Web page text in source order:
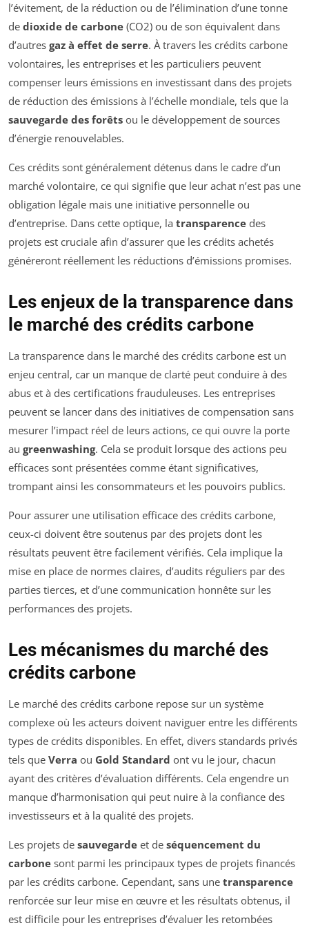
l’évitement, de la réduction ou de l’élimination d’une tonne
de dioxide de carbone (CO2) ou de son équivalent dans
d’autres gaz à effet de serre. À travers les crédits carbone
volontaires, les entreprises et les particuliers peuvent
compenser leurs émissions en investissant dans des projets
de réduction des émissions à l’échelle mondiale, tels que la
sauvegarde des forêts ou le développement de sources
d’énergie renouvelables.
Ces crédits sont généralement détenus dans le cadre d’un
marché volontaire, ce qui signifie que leur achat n’est pas une
obligation légale mais une initiative personnelle ou
d’entreprise. Dans cette optique, la transparence des
projets est cruciale afin d’assurer que les crédits achetés
généreront réellement les réductions d’émissions promises.
Les enjeux de la transparence dans
le marché des crédits carbone
La transparence dans le marché des crédits carbone est un
enjeu central, car un manque de clarté peut conduire à des
abus et à des certifications frauduleuses. Les entreprises
peuvent se lancer dans des initiatives de compensation sans
mesurer l’impact réel de leurs actions, ce qui ouvre la porte
au greenwashing. Cela se produit lorsque des actions peu
efficaces sont présentées comme étant significatives,
trompant ainsi les consommateurs et les pouvoirs publics.
Pour assurer une utilisation efficace des crédits carbone,
ceux-ci doivent être soutenus par des projets dont les
résultats peuvent être facilement vérifiés. Cela implique la
mise en place de normes claires, d’audits réguliers par des
parties tierces, et d’une communication honnête sur les
performances des projets.
Les mécanismes du marché des
crédits carbone
Le marché des crédits carbone repose sur un système
complexe où les acteurs doivent naviguer entre les différents
types de crédits disponibles. En effet, divers standards privés
tels que Verra ou Gold Standard ont vu le jour, chacun
ayant des critères d’évaluation différents. Cela engendre un
manque d’harmonisation qui peut nuire à la confiance des
investisseurs et à la qualité des projets.
Les projets de sauvegarde et de séquencement du
carbone sont parmi les principaux types de projets financés
par les crédits carbone. Cependant, sans une transparence
renforcée sur leur mise en œuvre et les résultats obtenus, il
est difficile pour les entreprises d’évaluer les retombées